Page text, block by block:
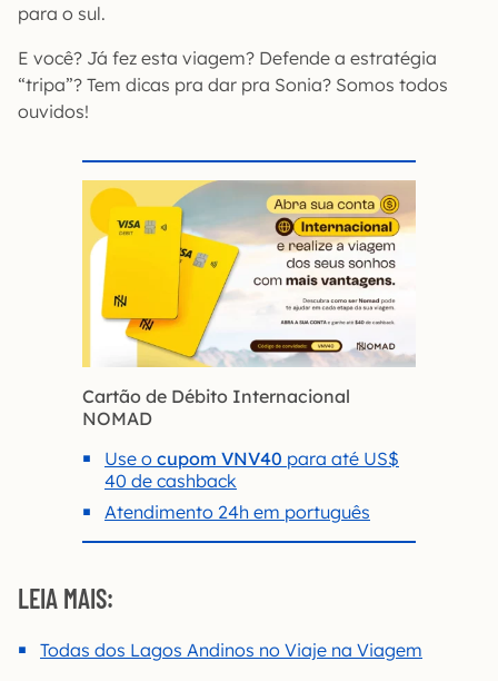
para o sul.
E você? Já fez esta viagem? Defende a estratégia
“tripa”? Tem dicas pra dar pra Sonia? Somos todos
ouvidos!
Cartão de Débito Internacional
NOMAD
Use o cupom VNV40 para até US$
40 de cashback
Atendimento 24h em português
LEIA MAIS:
Todas dos Lagos Andinos no Viaje na Viagem